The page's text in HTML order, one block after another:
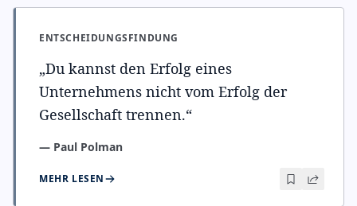
ENTSCHEIDUNGSFINDUNG
„Du kannst den Erfolg eines
Unternehmens nicht vom Erfolg der
Gesellschaft trennen.“
— Paul Polman
MEHR LESEN